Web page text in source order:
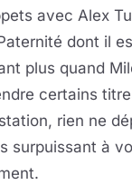
avec Alex
dont il
plus quand
certains
rien ne
surpuissant à